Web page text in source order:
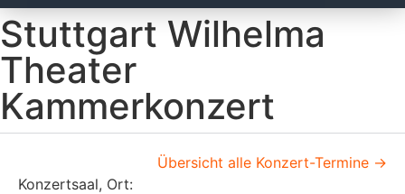
Stuttgart Wilhelma
Theater
Kammerkonzert
Übersicht alle Konzert-Termine ->
Konzertsaal, Ort: